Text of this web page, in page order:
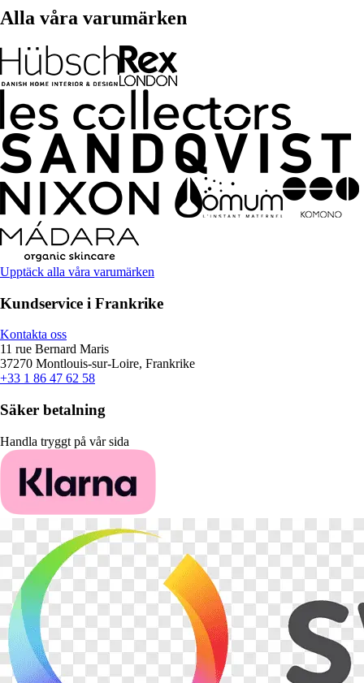
Alla våra varumärken
Upptäck alla våra varumärken
Kundservice i Frankrike
Kontakta oss
11 rue Bernard Maris
37270 Montlouis-sur-Loire, Frankrike
+33 1 86 47 62 58
Säker betalning
Handla tryggt på vår sida